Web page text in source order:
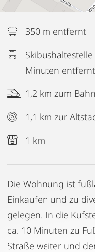
350 m entfernt
Minuten
1,2 km zum
1,1 km zur
1 km
Die Wohnung ist
Einkaufen und zu
gelegen. In die
ca. 10 Minuten zu
Straße weiter und